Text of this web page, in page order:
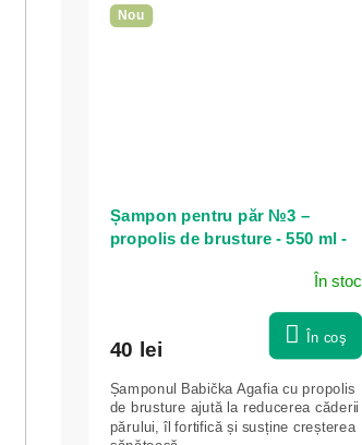
Nou
Șampon pentru păr №3 –
propolis de brusture - 550 ml -
În stoc
40 lei În coş
Șamponul Babička Agafia cu propolis
de brusture ajută la reducerea căderii
părului, îl fortifică și susține creșterea